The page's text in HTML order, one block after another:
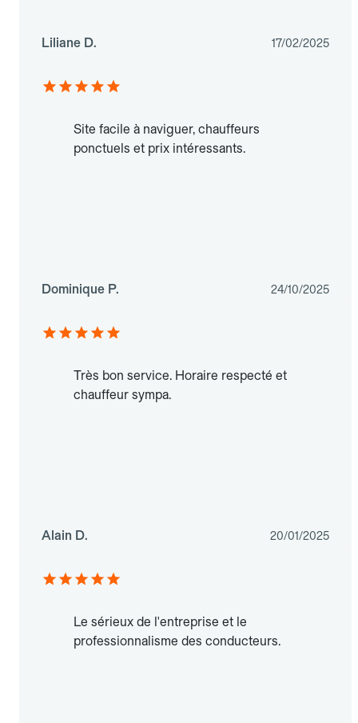
Liliane D. 17/02/2025
Site facile à naviguer, chauffeurs
ponctuels et prix intéressants.
Dominique P. 24/10/2025
Très bon service. Horaire respecté et
chauffeur sympa.
Alain D. 20/01/2025
Le sérieux de l'entreprise et le
professionnalisme des conducteurs.